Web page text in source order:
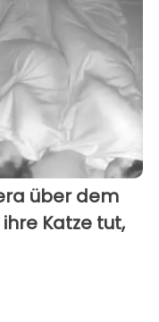
über dem
Katze tut,